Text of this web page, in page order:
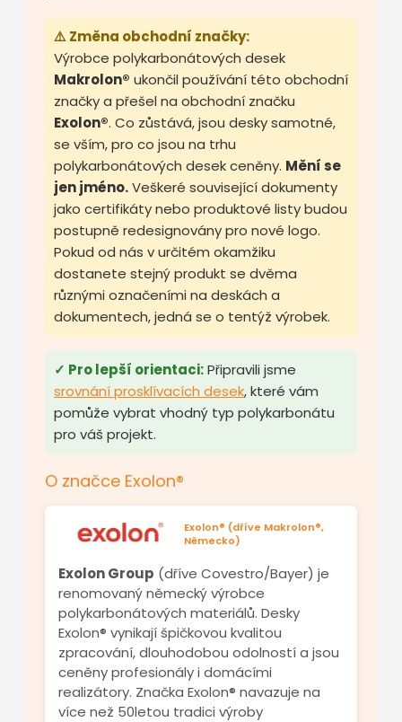
⚠️ Změna obchodní značky:
Výrobce polykarbonátových desek
Makrolon® ukončil používání této obchodní
značky a přešel na obchodní značku
Exolon®. Co zůstává, jsou desky samotné,
se vším, pro co jsou na trhu
polykarbonátových desek ceněny. Mění se
jen jméno.Veškeré související dokumenty
jako certifikáty nebo produktové listy budou
postupně redesignovány pro nové logo.
Pokud od nás v určitém okamžiku
dostanete stejný produkt se dvěma
různými označeními na deskách a
dokumentech, jedná se o tentýž výrobek.
✓ Pro lepší orientaci:Připravili jsme
srovnání prosklívacích desek, které vám
pomůže vybrat vhodný typ polykarbonátu
pro váš projekt.
O značce Exolon®
Exolon® (dříve Makrolon®,
Německo)
Exolon Group (dříve Covestro/Bayer) je
renomovaný německý výrobce
polykarbonátových materiálů. Desky
Exolon® vynikají špičkovou kvalitou
zpracování, dlouhodobou odolností a jsou
ceněny profesionály i domácími
realizátory. Značka Exolon® navazuje na
více než 50letou tradici výroby